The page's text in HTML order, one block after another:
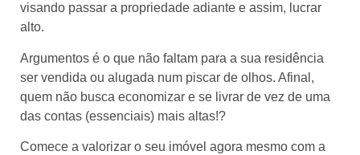
visando passar a propriedade adiante e assim, lucrar
alto.
Argumentos é o que não faltam para a sua residência
ser vendida ou alugada num piscar de olhos. Afinal,
quem não busca economizar e se livrar de vez de uma
das contas (essenciais) mais altas!?
Comece a valorizar o seu imóvel agora mesmo com a